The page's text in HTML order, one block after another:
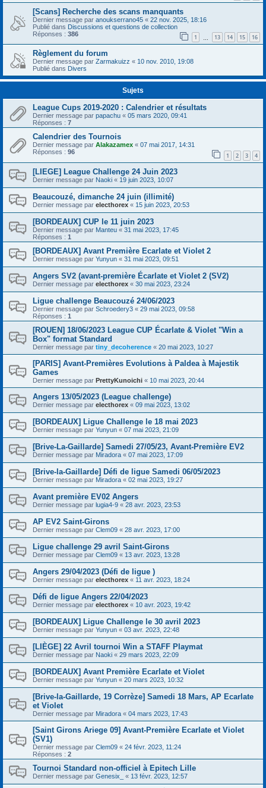
[Scans] Recherche des scans manquants
Dernier message par anoukserrano45 « 22 nov. 2025, 18:16
Publié dans Discussions et questions de collection
Réponses : 386 1 13 14 15 16
Règlement du forum
Dernier message par Zarmakuizz « 10 nov. 2010, 19:08
Publié dans Divers
Sujets
League Cups 2019-2020 : Calendrier et résultats
Dernier message par papachu « 05 mars 2020, 09:41
Réponses : 7
Calendrier des Tournois
Dernier message par Alakazamex « 07 mai 2017, 14:31
Réponses : 96 1 2 3 4
[LIEGE] League Challenge 24 Juin 2023
Dernier message par Naoki « 19 juin 2023, 10:07
Beaucouzé, dimanche 24 juin (illimité)
Dernier message par electhorex « 15 juin 2023, 20:53
[BORDEAUX] CUP le 11 juin 2023
Dernier message par Manteu « 31 mai 2023, 17:45
Réponses : 1
[BORDEAUX] Avant Première Ecarlate et Violet 2
Dernier message par Yunyun « 31 mai 2023, 09:51
Angers SV2 (avant-première Écarlate et Violet 2 (SV2)
Dernier message par electhorex « 30 mai 2023, 23:24
Ligue challenge Beaucouzé 24/06/2023
Dernier message par Schroedery3 « 29 mai 2023, 09:58
Réponses : 1
[ROUEN] 18/06/2023 League CUP Écarlate & Violet "Win a
Box" format Standard
Dernier message par tiny_decoherence « 20 mai 2023, 10:27
[PARIS] Avant-Premières Evolutions à Paldea à Majestik
Games
Dernier message par PrettyKunoichi « 10 mai 2023, 20:44
Angers 13/05/2023 (League challenge)
Dernier message par electhorex « 09 mai 2023, 13:02
[BORDEAUX] Ligue Challenge le 18 mai 2023
Dernier message par Yunyun « 07 mai 2023, 21:09
[Brive-La-Gaillarde] Samedi 27/05/23, Avant-Première EV2
Dernier message par Miradora « 07 mai 2023, 17:09
[Brive-la-Gaillarde] Défi de ligue Samedi 06/05/2023
Dernier message par Miradora « 02 mai 2023, 19:27
Avant première EV02 Angers
Dernier message par lugia4-9 « 28 avr. 2023, 23:53
AP EV2 Saint-Girons
Dernier message par Clem09 « 28 avr. 2023, 17:00
Ligue challenge 29 avril Saint-Girons
Dernier message par Clem09 « 13 avr. 2023, 13:28
Angers 29/04/2023 (Défi de ligue )
Dernier message par electhorex « 11 avr. 2023, 18:24
Défi de ligue Angers 22/04/2023
Dernier message par electhorex « 10 avr. 2023, 19:42
[BORDEAUX] Ligue Challenge le 30 avril 2023
Dernier message par Yunyun « 03 avr. 2023, 22:48
[LIÈGE] 22 Avril tournoi Win a STAFF Playmat
Dernier message par Naoki « 29 mars 2023, 22:09
[BORDEAUX] Avant Première Ecarlate et Violet
Dernier message par Yunyun « 20 mars 2023, 10:32
[Brive-la-Gaillarde, 19 Corrèze] Samedi 18 Mars, AP Ecarlate
et Violet
Dernier message par Miradora « 04 mars 2023, 17:43
[Saint Girons Ariege 09] Avant-Première Ecarlate et Violet
(SV1)
Dernier message par Clem09 « 24 févr. 2023, 11:24
Réponses : 2
Tournoi Standard non-officiel à Epitech Lille
Dernier message par Genesix_ « 13 févr. 2023, 12:57